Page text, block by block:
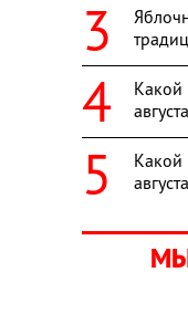
Какой
Какой